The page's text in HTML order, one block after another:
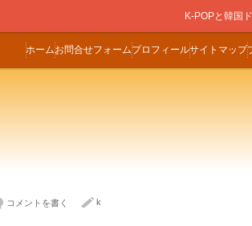
K-POPと韓国
ホームお問合せフォームプロフィールサイトマップ
コメントを書く k